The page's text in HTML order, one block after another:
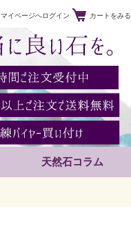
マイページへログイン カートをみる
天然石コラム